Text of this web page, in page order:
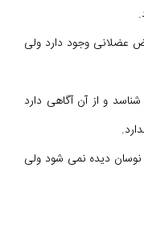
عضلانی وجود دارد ولی
و از آن آگاهی دارد
دیده نمی شود ولی